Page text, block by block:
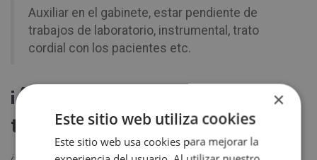
Auxiliar en el gabinete, estar pendiente de
trabajos de laboratorio, instrumental, trato
cordial con los pacientes etc.
¡Apúntate a esta oferta de
trabajo!
¿Te animas a apuntarte a esta oferta de trabajo? Si es así,
×
Este sitio web utiliza cookies
Este sitio web usa cookies para mejorar la